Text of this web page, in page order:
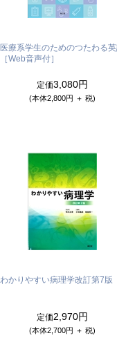
医療系学生のためのつたわる
［Web音声付］
定価3,080円
(本体2,800円 ＋ 税)
わかりやすい病理学改訂第7版
定価2,970円
(本体2,700円 ＋ 税)